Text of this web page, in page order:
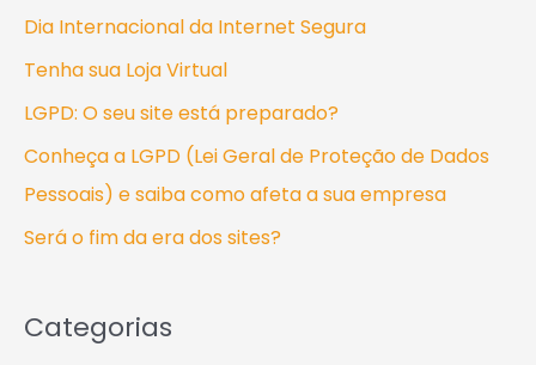
i
s
r
Dia Internacional da Internet Segura
Tenha sua Loja Virtual
LGPD: O seu site está preparado?
Conheça a LGPD (Lei Geral de Proteção de Dados
Pessoais) e saiba como afeta a sua empresa
Será o fim da era dos sites?
Categorias